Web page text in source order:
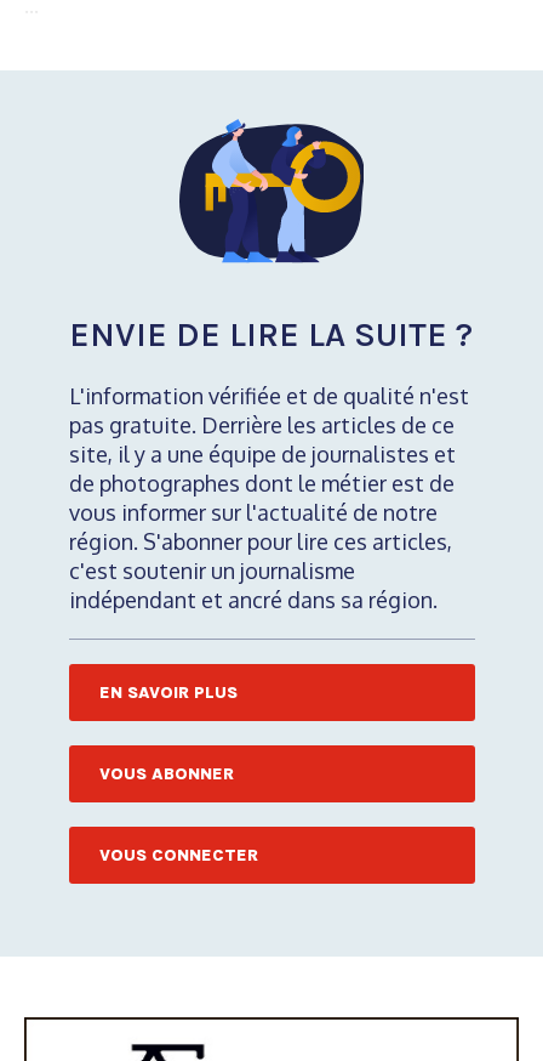
ENVIE DE LIRE LA SUITE ?
L'information vérifiée et de qualité n'est
pas gratuite. Derrière les articles de ce
site, il y a une équipe de journalistes et
de photographes dont le métier est de
vous informer sur l'actualité de notre
région. S'abonner pour lire ces articles,
c'est soutenir un journalisme
indépendant et ancré dans sa région.
EN SAVOIR PLUS
VOUS ABONNER
VOUS CONNECTER